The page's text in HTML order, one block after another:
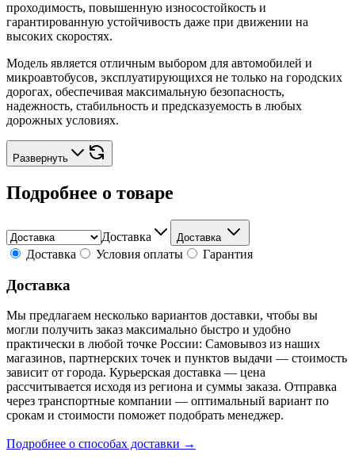
проходимость, повышенную износостойкость и
гарантированную устойчивость даже при движении на
высоких скоростях.
Модель является отличным выбором для автомобилей и
микроавтобусов, эксплуатирующихся не только на городских
дорогах, обеспечивая максимальную безопасность,
надежность, стабильность и предсказуемость в любых
дорожных условиях.
Развернуть
Подробнее о товаре
Доставка Доставка
Доставка Условия оплаты Гарантия
Доставка
Мы предлагаем несколько вариантов доставки, чтобы вы
могли получить заказ максимально быстро и удобно
практически в любой точке России: Самовывоз из наших
магазинов, партнерских точек и пунктов выдачи — стоимость
зависит от города. Курьерская доставка — цена
рассчитывается исходя из региона и суммы заказа. Отправка
через транспортные компании — оптимальный вариант по
срокам и стоимости поможет подобрать менеджер.
Подробнее о способах доставки →